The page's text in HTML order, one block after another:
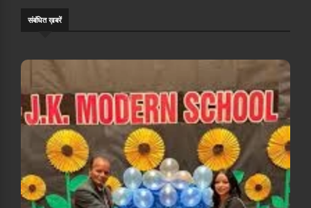
संबंधि‍त ख़बरें